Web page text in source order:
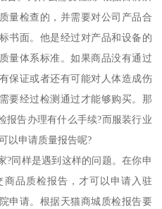
量检查的，并需要对公司产品合
书面。他是经过对产品和设备的
量体系标准。如果商品没有通过
保证或者还有可能对人体造成伤
要经过检测通过才能够购买。那
报告办理有什么手续?而服装行业
以申请质量报告呢?
?同样是遇到这样的问题。在你申
品质检报告，才可以申请入驻
申请。根据天猫商城质检报告要